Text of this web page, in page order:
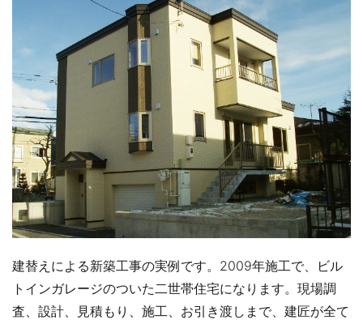
建替えによる新築工事の実例です。2009年施工で、ビル
トインガレージのついた二世帯住宅になります。現場調
査、設計、見積もり、施工、お引き渡しまで、建匠が全て